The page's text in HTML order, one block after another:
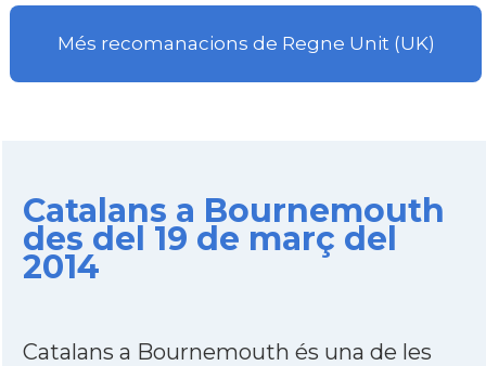
Més recomanacions de Regne Unit (UK)
Catalans a Bournemouth
des del 19 de març del
2014
Catalans a Bournemouth és una de les